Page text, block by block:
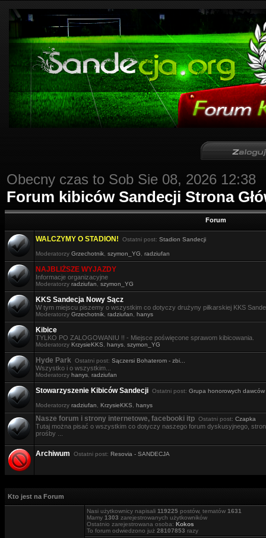
Obecny czas to Sob Sie 08, 2026 12:38
Forum kibiców Sandecji Strona
Forum
WALCZYMY O STADION! Ostatni post: Stadion Sandecji
Moderatorzy Grzechotnik szymon_YG radziufan
NAJBLIŻSZE WYJAZDY
Informacje organizacyjne
Moderatorzy radziufan szymon_YG
KKS Sandecja Nowy Sącz
W tym miejscu piszemy o wszystkim co dotyczy drużyny piłkarskiej KKS
Moderatorzy Grzechotnik radziufan hanys
Kibice
TYLKO PO ZALOGOWANIU !! - Miejsce poświęcone sprawom kibicowania.
Moderatorzy KrzysieKKS hanys szymon_YG
Hyde Park Ostatni post: Sączersi Bohaterom - zbi...
Wszystko i o wszystkim...
Moderatorzy hanys radziufan
Stowarzyszenie Kibiców Sandecji Ostatni post: Grupa honorowych dawców
Moderatorzy radziufan KrzysieKKS hanys
Nasze forum i strony internetowe, facebooki itp Ostatni post: Czapka
Tutaj można pisać o wszystkim co dotyczy naszego forum dyskusyjnego,
prośby ...
Archiwum Ostatni post: Resovia - SANDECJA
Kto jest na Forum
Nasi użytkownicy napisali 119225 postów, tematów 1631
Mamy 1303 zarejestrowanych użytkowników
Ostatnio zarejestrowana osoba: Kokos
To forum odwiedzono już 28107853 razy